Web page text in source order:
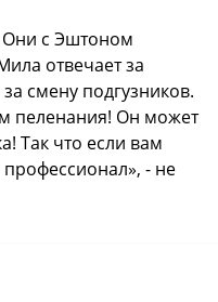
Они с Эштоном
отвечает за
смену подгузников.
пеленания! Он может
Так что если вам
- не